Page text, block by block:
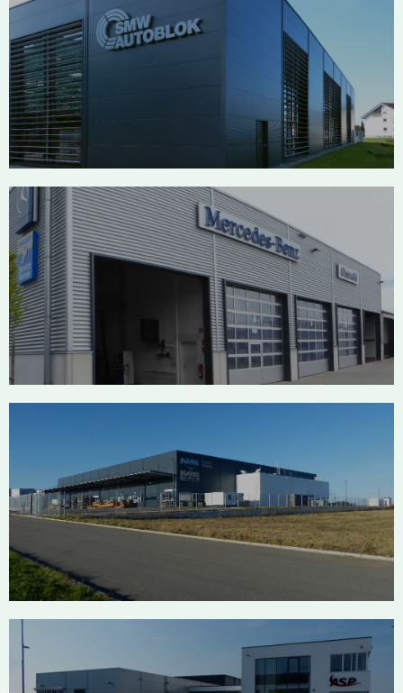
SMW Autoblok Meckenbeuren
Mercedeswerkstatt Bad Saulgau
Narr Bisingen